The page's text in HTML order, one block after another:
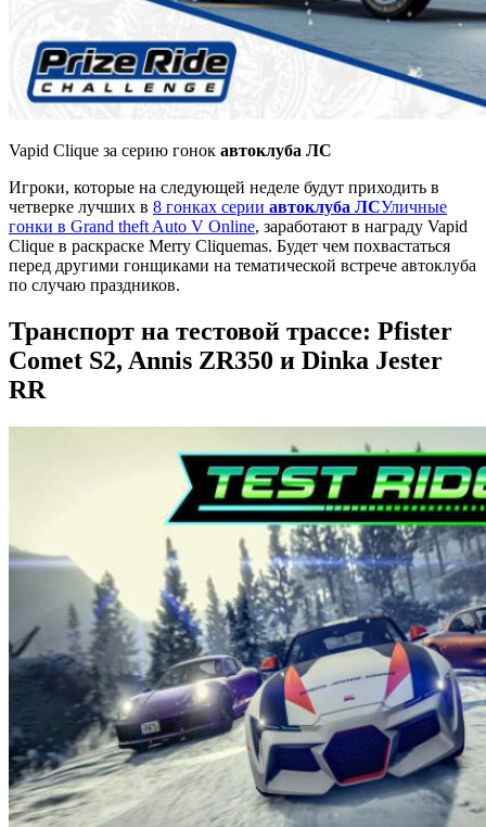
Vapid Clique за серию гонок автоклуба ЛС
Игроки, которые на следующей неделе будут приходить в
четверке лучших в 8 гонках серии автоклуба ЛСУличные
гонки в Grand theft Auto V Online, заработают в награду Vapid
Clique в раскраске Merry Cliquemas. Будет чем похвастаться
перед другими гонщиками на тематической встрече автоклуба
по случаю праздников.
Транспорт на тестовой трассе: Pfister
Comet S2, Annis ZR350 и Dinka Jester
RR